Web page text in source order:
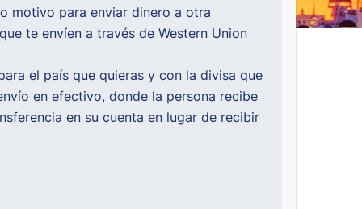
motivo para enviar dinero a otra
te envíen a través de Western Union
el país que quieras y con la divisa que
en efectivo, donde la persona recibe
en su cuenta en lugar de recibir